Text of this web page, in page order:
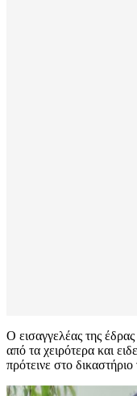
Ο εισαγγελέας της
από τα χειρότερα και
πρότεινε στο